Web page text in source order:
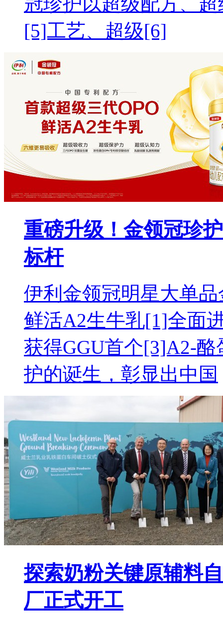
[5]工艺、超级[6]
重磅升级！金领冠珍
标杆
伊利金领冠明星大单
鲜活A2生牛乳[1]全面
获得GGU首个[3]A2-
护的诞生，彰显出中国
探索奶粉关键原辅料
厂正式开工